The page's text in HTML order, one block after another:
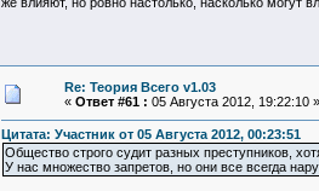
Re: Теория Всего v1.03
« Ответ #61 : 05 Августа 2012, 19:22:10 »
Цитата: Участник от 05 Августа 2012, 00:23:51
Общество строго судит разных преступников,
У нас множество запретов, но они все всегда